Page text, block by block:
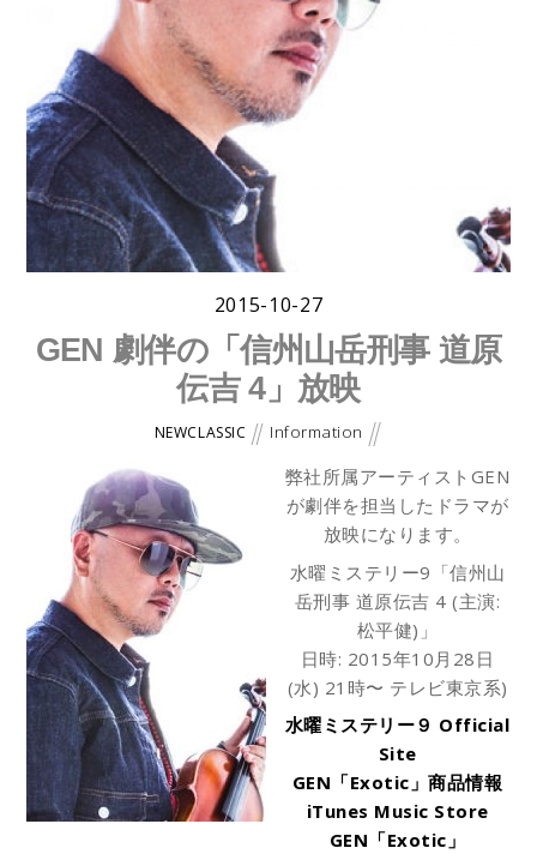
2015-10-27
GEN 劇伴の「信州山岳刑事 道原
伝吉 4」放映
NEWCLASSIC Information
弊社所属アーティストGEN
が劇伴を担当したドラマが
放映になります。
水曜ミステリー9「信州山
岳刑事 道原伝吉 4 (主演:
松平健)」
日時: 2015年10月28日
(水) 21時〜 テレビ東京系)
水曜ミステリー９ Official
Site
GEN「Exotic」商品情報
iTunes Music Store
GEN「Exotic」